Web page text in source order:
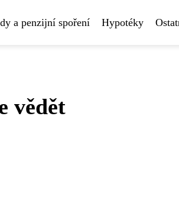
a penzijní spoření Hypotéky
vědět